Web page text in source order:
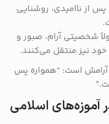
از ناامیدی، روشنایی
شخصیتی آرام، صبور و
خود نیز منتقل می‌کنند.
است: “همواره پس
آموزه‌های اسلامی